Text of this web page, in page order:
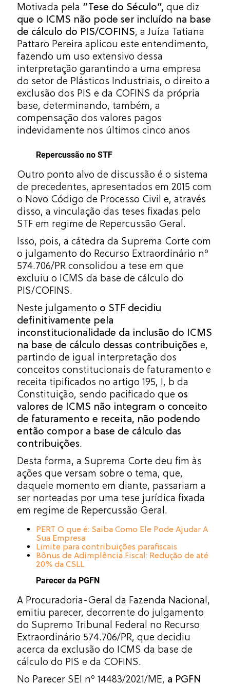
Motivada pela “Tese do Século”, que diz
que o ICMS não pode ser incluído na base
de cálculo do PIS/COFINS, a Juíza Tatiana
Pattaro Pereira aplicou este entendimento,
fazendo um uso extensivo dessa
interpretação garantindo a uma empresa
do setor de Plásticos Industriais, o direito a
exclusão dos PIS e da COFINS da própria
base, determinando, também, a
compensação dos valores pagos
indevidamente nos últimos cinco anos
Repercussão no STF
Outro ponto alvo de discussão é o sistema
de precedentes, apresentados em 2015 com
o Novo Código de Processo Civil e, através
disso, a vinculação das teses fixadas pelo
STF em regime de Repercussão Geral.
Isso, pois, a cátedra da Suprema Corte com
o julgamento do Recurso Extraordinário nº
574.706/PR consolidou a tese em que
excluiu o ICMS da base de cálculo do
PIS/COFINS.
Neste julgamento o STF decidiu
definitivamente pela
inconstitucionalidade da inclusão do ICMS
na base de cálculo dessas contribuições e,
partindo de igual interpretação dos
conceitos constitucionais de faturamento e
receita tipificados no artigo 195, I, b da
Constituição, sendo pacificado que os
valores de ICMS não integram o conceito
de faturamento e receita, não podendo
então compor a base de cálculo das
contribuições.
Desta forma, a Suprema Corte deu fim às
ações que versam sobre o tema, que,
daquele momento em diante, passariam a
ser norteadas por uma tese jurídica fixada
em regime de Repercussão Geral.
PERT O que é: Saiba Como Ele Pode Ajudar A
Sua Empresa
Limite para contribuições parafiscais
Bônus de Adimplência Fiscal: Redução de até
20% da CSLL
Parecer da PGFN
A Procuradoria-Geral da Fazenda Nacional,
emitiu parecer, decorrente do julgamento
do Supremo Tribunal Federal no Recurso
Extraordinário 574.706/PR, que decidiu
acerca da exclusão do ICMS da base de
cálculo do PIS e da COFINS.
No Parecer SEI nº 14483/2021/ME, a PGFN